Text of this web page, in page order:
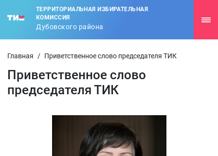
ТЕРРИТОРИАЛЬНАЯ ИЗБИРАТЕЛЬНАЯ
КОМИССИЯ
Дубовского района
Главная / Приветственное слово председателя ТИК
Приветственное слово
председателя ТИК